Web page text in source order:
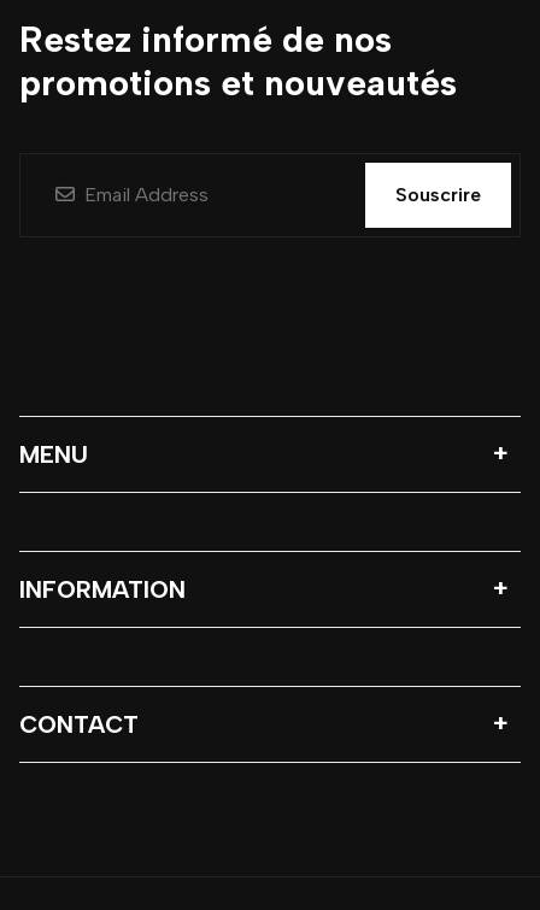
Restez informé de nos
promotions et nouveautés
Souscrire
MENU
INFORMATION
CONTACT